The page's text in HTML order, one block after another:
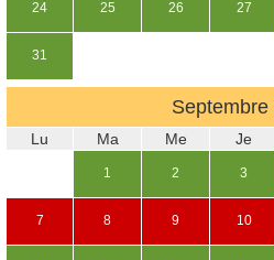
24 25 26 27
31
Septembre
Lu Ma Me Je
1 2 3
7 8 9 10